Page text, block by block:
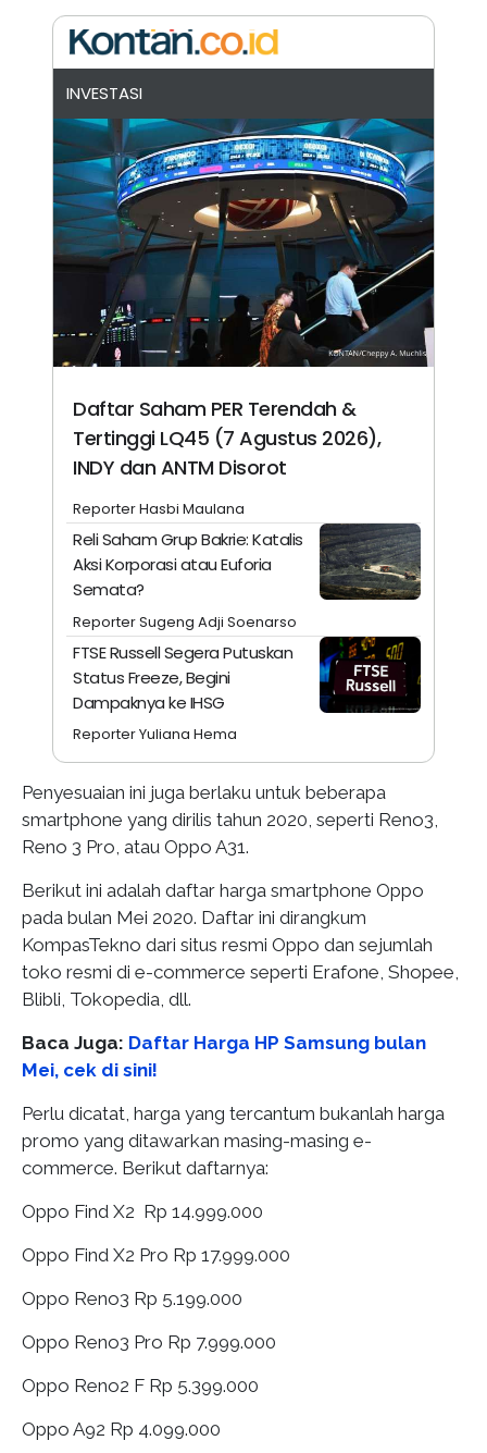
INVESTASI
Daftar Saham PER Terendah &
Tertinggi LQ45 (7 Agustus 2026),
INDY dan ANTM Disorot
Reporter Hasbi Maulana
Reli Saham Grup Bakrie: Katalis
Aksi Korporasi atau Euforia
Semata?
Reporter Sugeng Adji Soenarso
FTSE Russell Segera Putuskan
Status Freeze, Begini
Dampaknya ke IHSG
Reporter Yuliana Hema
Penyesuaian ini juga berlaku untuk beberapa
smartphone yang dirilis tahun 2020, seperti Reno3,
Reno 3 Pro, atau Oppo A31.
Berikut ini adalah daftar harga smartphone Oppo
pada bulan Mei 2020. Daftar ini dirangkum
KompasTekno dari situs resmi Oppo dan sejumlah
toko resmi di e-commerce seperti Erafone, Shopee,
Blibli, Tokopedia, dll.
Baca Juga: Daftar Harga HP Samsung bulan
Mei, cek di sini!
Perlu dicatat, harga yang tercantum bukanlah harga
promo yang ditawarkan masing-masing e-
commerce. Berikut daftarnya:
Oppo Find X2 Rp 14.999.000
Oppo Find X2 Pro Rp 17.999.000
Oppo Reno3 Rp 5.199.000
Oppo Reno3 Pro Rp 7.999.000
Oppo Reno2 F Rp 5.399.000
Oppo A92 Rp 4.099.000